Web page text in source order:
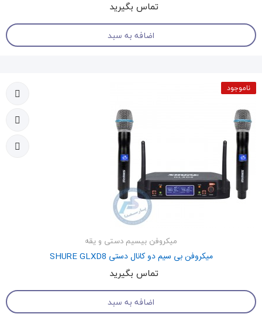
تماس بگیرید
اضافه به سبد
ناموجود
میکروفن بیسیم دستی و یقه
میکروفن بی سیم دو کانال دستی SHURE GLXD8
تماس بگیرید
اضافه به سبد